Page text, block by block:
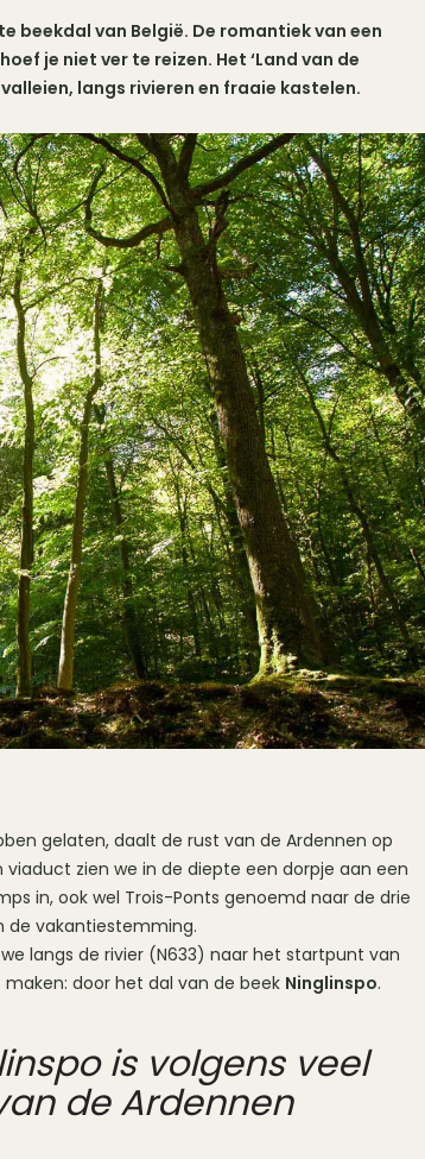
beekdal van België. De romantiek van een
je niet ver te reizen. Het ‘Land van de
langs rivieren en fraaie kastelen.
gelaten, daalt de rust van de Ardennen op
zien we in de diepte een dorpje aan een
in, ook wel Trois-Ponts genoemd naar de drie
de vakantiestemming.
langs de rivier (N633) naar het startpunt van
door het dal van de beek Ninglinspo.
is volgens veel
de Ardennen